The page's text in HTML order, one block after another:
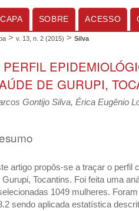
CAPA SOBRE ACESSO
> v. 13, n. 2 (2015) > Silva
PERFIL
DE GURUPI,
Gontijo Silva, Érica Eugênio
artigo propôs-se a traçar o perfil
Gurupi, Tocantins. Foi feita uma
1049 mulheres.
sendo aplicada estatística